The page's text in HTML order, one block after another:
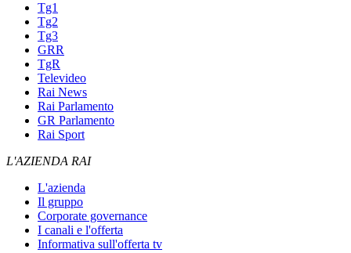
Tg1
Tg2
Tg3
GRR
TgR
Televideo
Rai News
Rai Parlamento
GR Parlamento
Rai Sport
L'AZIENDA RAI
L'azienda
Il gruppo
Corporate governance
I canali e l'offerta
Informativa sull'offerta tv